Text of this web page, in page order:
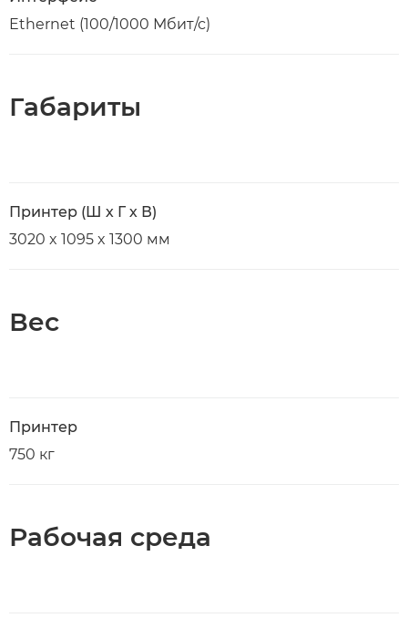
Ethernet (100/1000 Мбит/с)
Габариты
Принтер (Ш х Г х В)
3020 x 1095 x 1300 мм
Вес
Принтер
750 кг
Рабочая среда